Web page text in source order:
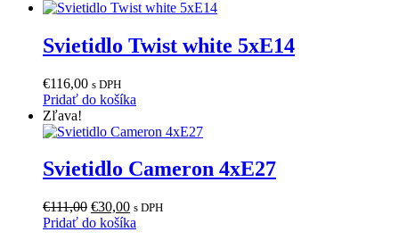
Svietidlo Twist white 5xE14
€116,00 s DPH
Pridať do košíka
Zľava!
Svietidlo Cameron 4xE27
€111,00 Pôvodná
cena
€30,00Aktuálna
cena
s DPH
Pridať do košíka